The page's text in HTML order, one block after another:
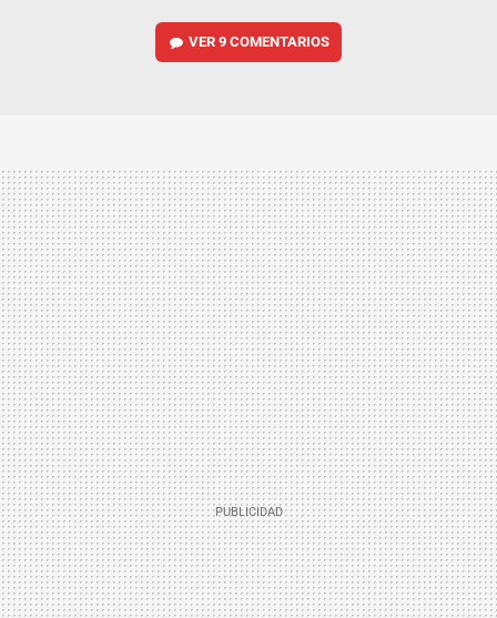
VER9 COMENTARIOS